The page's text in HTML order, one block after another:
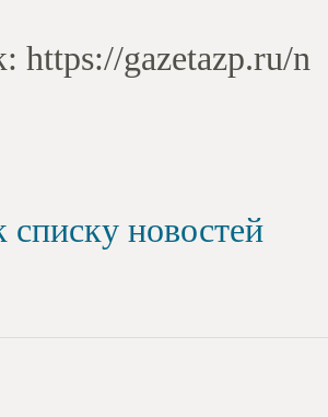
https://gazetazp.ru/n
списку новостей